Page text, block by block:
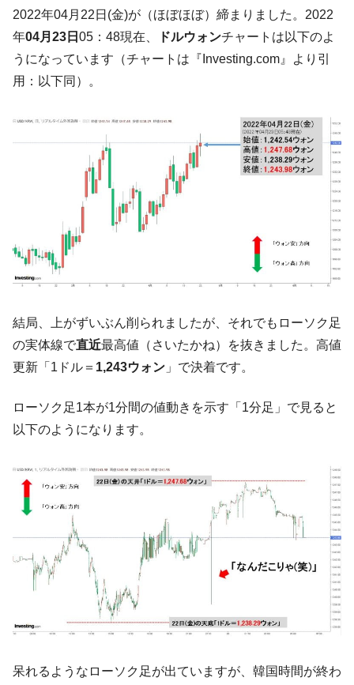
『Money1』
韓国･帰ってきた李在明。李在明を支持しな
い「50.5％」に上昇
『Money1』
韓国大統領府ボンクラ政策室長が告発され
た ⇒ 国家が行った恐るべき株価操作であり、空前の国政壟
『Money1』
韓国･警察職員が「丸刈りになって抗議活
中国だけが鉄鋼輸出を異常増加させる ⇒ 中
国の過剰生産が世界を蝕む。
『Money1』
韓国製造業「半導体絶好調」のウラで他業
種は全般的「不調」⇒ PSIが示す現況は決して良くない。
『Money1』
【米韓激突案件】韓国消費者院が『クーパ
ン』1人当たり賠償10万ウォンを認定 ⇒ 総額3兆7,000億
『Money1』
韓国型イージス搭載の次世代駆逐艦
「KDDX」1番艦、2032年竣工と公示
『Money1』
【対日本円】ウォン安が急進！ 日米の協調
『Money1』
韓国政府『BYD』車への補助金を全廃 ⇒ 実
は韓国で『BYD』車は売れている。6カ月で対前年同期比
『Money1』
在韓米国大使スティールが着韓！⇒ さっそ
く空港に詰めかけ「出て行け！」「極右勢力」のプラカー
ドを掲げる「在韓反米勢力」
『Money1』
韓国政府「2035年までに18.4GW規模のAIデ
ータセンター整備」⇒ だから無理だってば。
『Money1』
JPモルガン「韓国レバレッジETFの清算は
ほぼ終わった」
韓国『国民年金公団』株価暴落で200兆蒸
発。
ャンペーン」⇒ あの名物教授も登場！
2022年04月22日(金)が（ほぼほぼ）締まりました。2022
年04月23日 05：48現在、 ドルウォンチャートは以下のよ
うになっています（チャートは『Investing.com』より引
用：以下同）。
結局、上がずいぶん削られましたが、それでもローソク足
の実体線で直近最高値（さいたかね）を抜きました。高値
更新「1ドル＝ 1,243ウォン 」で決着です。
ローソク足1本が1分間の値動きを示す「1分足」で見ると
以下のようになります。
呆れるようなローソク足が出ていますが、韓国時間が終わ